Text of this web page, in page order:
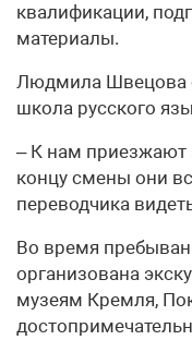
квалификации,
материалы.
Людмила Швецова
школа русского
– К нам приезжают
концу смены они
переводчика
Во время
организована
музеям Кремля,